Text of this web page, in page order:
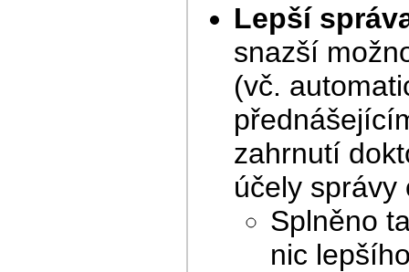
Lepší
snazší
(vč.
zahrnutí
účely správy
Splněno
nic